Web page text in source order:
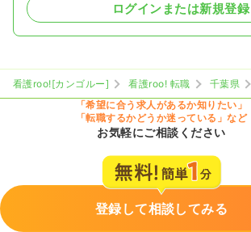
ログインまたは新規登録
看護roo![カンゴルー] 看護roo! 転職 千葉県
「希望に合う求人があるか知りたい」
「転職するかどうか迷っている」など
お気軽にご相談ください
登録して相談してみる